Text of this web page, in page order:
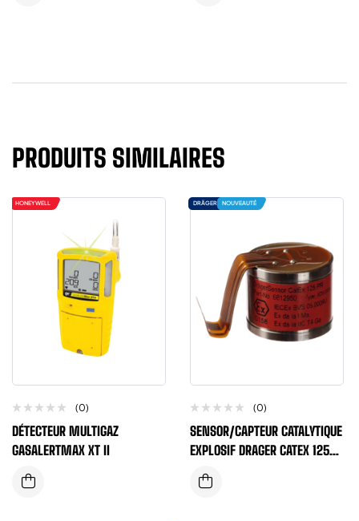
PRODUITS SIMILAIRES
HONEYWELL
(0)
DÉTECTEUR MULTIGAZ
GASALERTMAX XT II
DRÄGER NOUVEAUTÉ
(0)
SENSOR/CAPTEUR CATALYTIQUE
EXPLOSIF DRAGER CATEX 125PR